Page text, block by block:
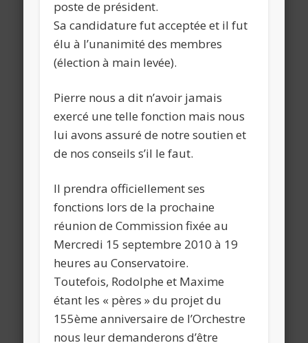
poste de président.
Sa candidature fut acceptée et il fut
élu à l’unanimité des membres
(élection à main levée).
Pierre nous a dit n’avoir jamais
exercé une telle fonction mais nous
lui avons assuré de notre soutien et
de nos conseils s’il le faut.
Il prendra officiellement ses
fonctions lors de la prochaine
réunion de Commission fixée au
Mercredi 15 septembre 2010 à 19
heures au Conservatoire.
Toutefois, Rodolphe et Maxime
étant les « pères » du projet du
155ème anniversaire de l’Orchestre
nous leur demanderons d’être